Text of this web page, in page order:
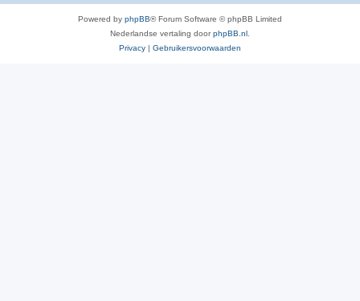
Powered by phpBB® Forum Software © phpBB Limited
Nederlandse vertaling doorphpBB.nl
Privacy | Gebruikersvoorwaarden